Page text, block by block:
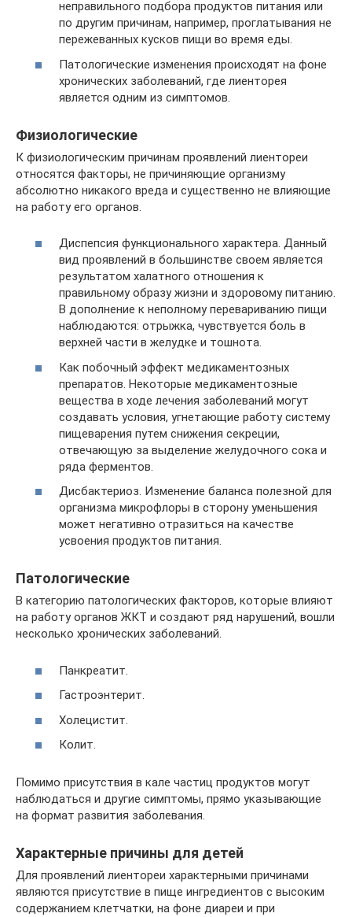
неправильного подбора продуктов питания или
по другим причинам, например, проглатывания не
пережеванных кусков пищи во время еды.
Патологические изменения происходят на фоне
хронических заболеваний, где лиенторея
является одним из симптомов.
Физиологические
К физиологическим причинам проявлений лиентореи
относятся факторы, не причиняющие организму
абсолютно никакого вреда и существенно не влияющие
на работу его органов.
Диспепсия функционального характера. Данный
вид проявлений в большинстве своем является
результатом халатного отношения к
правильному образу жизни и здоровому питанию.
В дополнение к неполному перевариванию пищи
наблюдаются: отрыжка, чувствуется боль в
верхней части в желудке и тошнота.
Как побочный эффект медикаментозных
препаратов. Некоторые медикаментозные
вещества в ходе лечения заболеваний могут
создавать условия, угнетающие работу систему
пищеварения путем снижения секреции,
отвечающую за выделение желудочного сока и
ряда ферментов.
Дисбактериоз. Изменение баланса полезной для
организма микрофлоры в сторону уменьшения
может негативно отразиться на качестве
усвоения продуктов питания.
Патологические
В категорию патологических факторов, которые влияют
на работу органов ЖКТ и создают ряд нарушений, вошли
несколько хронических заболеваний.
Панкреатит.
Гастроэнтерит.
Холецистит.
Колит.
Помимо присутствия в кале частиц продуктов могут
наблюдаться и другие симптомы, прямо указывающие
на формат развития заболевания.
Характерные причины для детей
Для проявлений лиентореи характерными причинами
являются присутствие в пище ингредиентов с высоким
содержанием клетчатки, на фоне диареи и при